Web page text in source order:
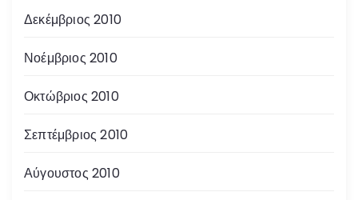
Δεκέμβριος 2010
Νοέμβριος 2010
Οκτώβριος 2010
Σεπτέμβριος 2010
Αύγουστος 2010